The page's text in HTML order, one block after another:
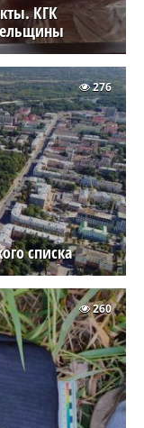
КГК
списка
276
260